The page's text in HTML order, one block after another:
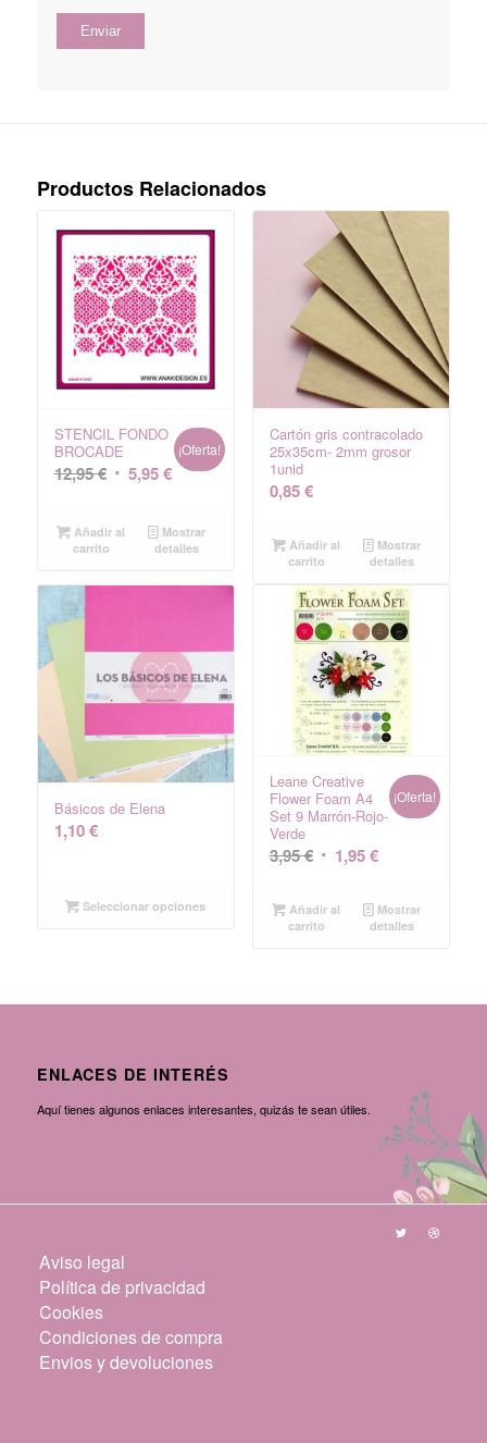
Productos Relacionados
STENCIL FONDO
BROCADE
12,95€ El
original
5,95€El
actual
es:
¡Oferta!
Añadir al
carrito
Mostrar
detalles
Cartón gris contracolado
25x35cm- 2mm grosor
1unid
0,85€
Añadir al
carrito
Mostrar
detalles
Básicos de Elena
1,10€
Seleccionar opciones
Leane Creative
Flower Foam A4
Set 9 Marrón-Rojo-
Verde
3,95€ El
original
era:
1,95€El
actual
es:
¡Oferta!
Añadir al
carrito
Mostrar
detalles
ENLACES DE INTERÉS
Aquí tienes algunos enlaces interesantes, quizás te sean útiles.
Aviso legal
Política de privacidad
Cookies
Condiciones de compra
Envios y devoluciones